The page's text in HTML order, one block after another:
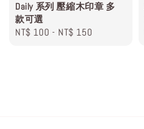
Daily 系列 壓縮木印章 多
款可選
Regular
NT$ 100 - NT$ 150